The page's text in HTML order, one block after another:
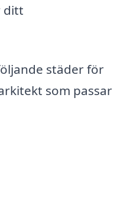
ditt
städer för
som passar